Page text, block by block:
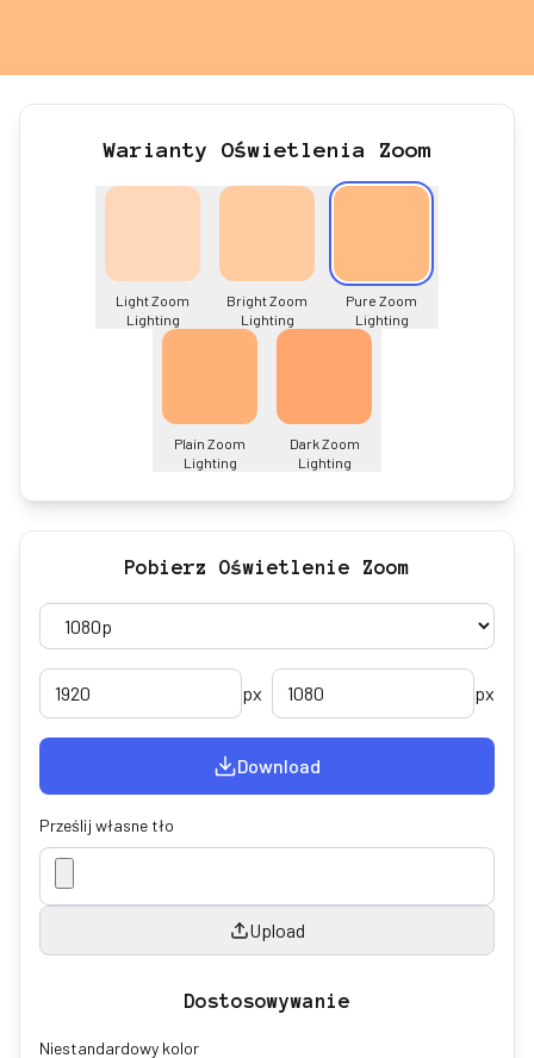
Warianty Oświetlenia Zoom
Light Zoom
Lighting
Bright Zoom
Lighting
Pure Zoom
Lighting
Plain Zoom
Lighting
Dark Zoom
Lighting
Pobierz Oświetlenie Zoom
px px
Download
Prześlij własne tło
Upload
Dostosowywanie
Niestandardowy kolor